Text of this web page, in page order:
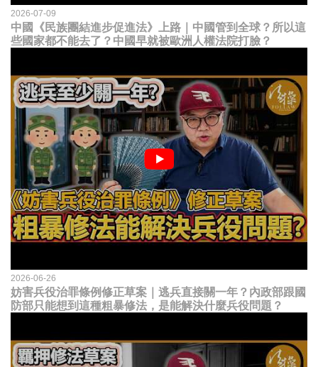
2026-07-09
中國《民族團結進步促進法》上路｜中國管到全球？所以這
些國家都不能去了？中國早就被歐洲人權法院打臉？
2026-06-26
妨害兵役治罪條例修正草案｜逃兵直接關一年？內政部跟國
防部只能想到這種粗暴修法，是能解決什麼兵役問題？